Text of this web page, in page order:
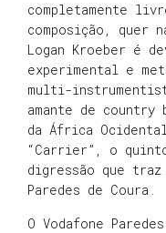
completamente
composição, quer
Logan Kroeber é
experimental e
multi-
amante de country
da África
“Carrier”, o
digressão que traz
Paredes de Coura.
O Vodafone